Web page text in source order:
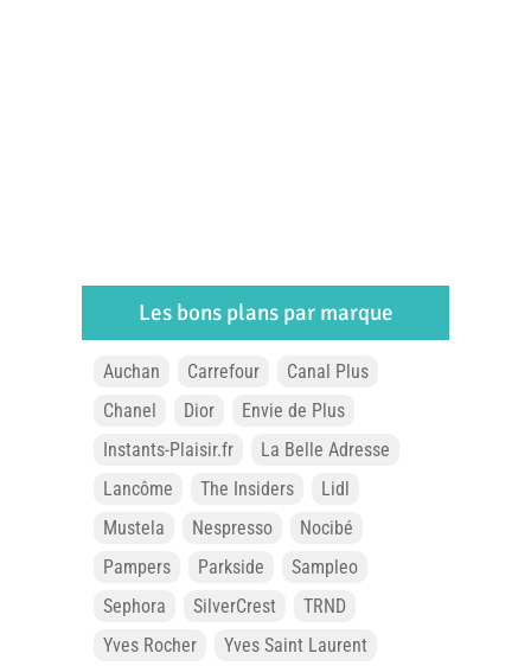
Les bons plans par marque
Auchan Carrefour
Canal Plus
Chanel
Dior
Envie de Plus
Instants-Plaisir.fr
La Belle Adresse
Lancôme
The Insiders
Lidl
Mustela
Nespresso
Nocibé
Pampers
Parkside
Sampleo
Sephora
SilverCrest
TRND
Yves Rocher
Yves Saint Laurent